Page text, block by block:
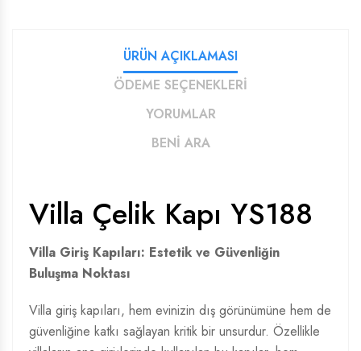
ÜRÜN AÇIKLAMASI
ÖDEME SEÇENEKLERİ
YORUMLAR
BENİ ARA
Villa Çelik Kapı YS188
Villa Giriş Kapıları: Estetik ve Güvenliğin
Buluşma Noktası
Villa giriş kapıları, hem evinizin dış görünümüne hem de
güvenliğine katkı sağlayan kritik bir unsurdur. Özellikle